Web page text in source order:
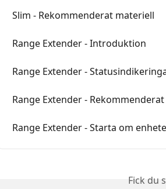
Slim - Rekommenderat materiell
Range Extender - Introduktion
Range Extender -
Range Extender -
Range Extender - Starta om
Fick du